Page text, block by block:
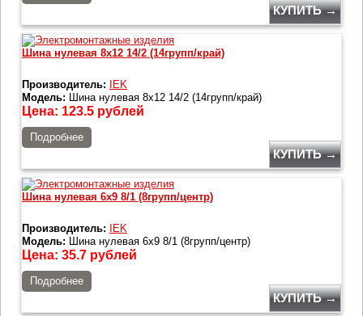
КУПИТЬ →
Шина нулевая 8х12 14/2 (14групп/край)
Производитель:
IEK
Модель: Шина нулевая 8х12 14/2 (14групп/край)
Цена: 123.5 рублей
Подробнее
КУПИТЬ →
Шина нулевая 6х9 8/1 (8групп/центр)
Производитель:
IEK
Модель: Шина нулевая 6х9 8/1 (8групп/центр)
Цена: 35.7 рублей
Подробнее
КУПИТЬ →